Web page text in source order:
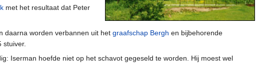
met het resultaat dat Peter
daarna worden verbannen uit het graafschap Bergh en bijbehorende
Iserman hoefde niet op het schavot gegeseld te worden. Hij moest wel